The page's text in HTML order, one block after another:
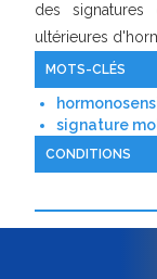
des
ultérieures
MOTS-CLÉS
signature
CONDITIONS